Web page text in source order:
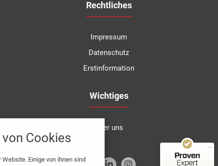
Rechtliches
Impressum
Datenschutz
Erstinformation
Wichtiges
Über uns
Cookies
Einige von ihnen sind
alle verwendeten Cookies und
zu blockieren.
67
92